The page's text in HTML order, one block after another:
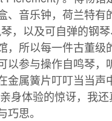
、音乐钟，荷兰特有
，以及可自弹的钢
所以每一件古董级
以参与操作自鸣琴，
金属簧片叮叮当当声
体验的惊讶，我还
思。